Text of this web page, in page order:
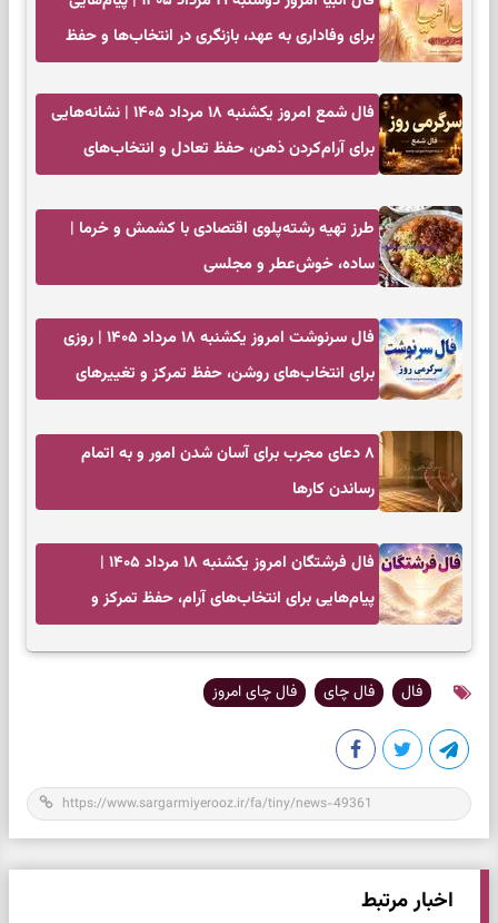
برای وفاداری به عهد، بازنگری در انتخاب‌ها و حفظ
فال شمع امروز یکشنبه ۱۸ مرداد ۱۴۰۵ | نشانه‌هایی
برای آرام‌کردن ذهن، حفظ تعادل و انتخاب‌های
طرز تهیه رشته‌پلوی اقتصادی با کشمش و خرما |
ساده، خوش‌عطر و مجلسی
فال سرنوشت امروز یکشنبه ۱۸ مرداد ۱۴۰۵ | روزی
برای انتخاب‌های روشن، حفظ تمرکز و تغییرهای
۸ دعای مجرب برای آسان شدن امور و به اتمام
رساندن کار‌ها
فال فرشتگان امروز یکشنبه ۱۸ مرداد ۱۴۰۵ |
پیام‌هایی برای انتخاب‌های آرام، حفظ تمرکز و
فال فال چای فال چای امروز
اخبار مرتبط